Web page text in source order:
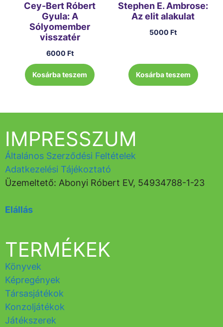
Cey-Bert Róbert
Gyula: A
Sólyomember
visszatér
6000 Ft
Kosárba teszem
Stephen E. Ambrose:
Az elit alakulat
5000Ft
Kosárba teszem
TERMÉKEK
Könyvek
Képregények
Társasjátékok
Konzoljátékok
Játékszerek
IMPRESSZUM
Általános Szerződési Feltételek
Adatkezelési Tájékoztató
Üzemeltető: Abonyi Róbert EV, 54934788-1-23
Elállás